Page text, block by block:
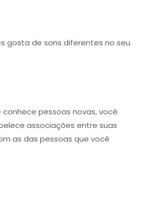
gosta de sons diferentes no seu
conhece pessoas novas, você
associações entre suas
as das pessoas que você